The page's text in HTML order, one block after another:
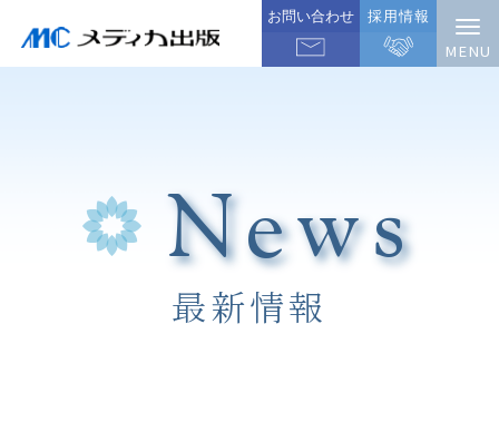
お問い合わせ 採用情報
News
最新情報